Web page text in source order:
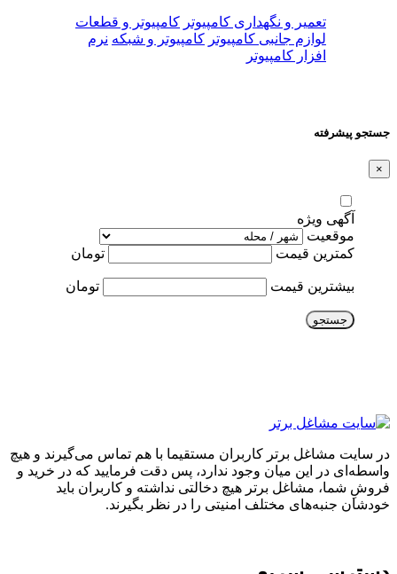
تعمیر و نگهداری کامپیوتر کامپیوتر و قطعات
لوازم جانبی کامپیوتر کامپیوتر و شبکه نرم
افزار کامپیوتر
جستجو پیشرفته
×
آگهی ویژه
موقعیت
کمترین قیمت
تومان
بیشترین قیمت تومان
جستجو
در سایت مشاغل برتر کاربران مستقیما با هم تماس می‌گیرند و هیچ
واسطه‌ای در این میان وجود ندارد، پس دقت فرمایید که در خرید و
فروشِ شما، مشاغل برتر هیچ دخالتی نداشته و کاربران باید
خودشان جنبه‌های مختلف امنیتی را در نظر بگیرند.